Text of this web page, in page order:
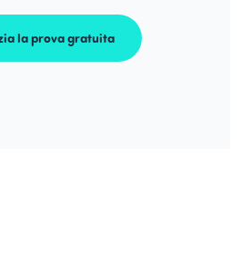
la prova gratuita